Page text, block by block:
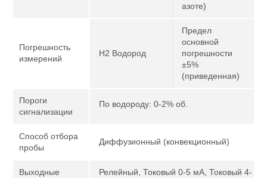
азоте)
Погрешность
измерений
H2 Водород
Предел
основной
погрешности
±5%
(приведенная)
Пороги
сигнализации
По водороду: 0-2% об.
Способ отбора
пробы
Диффузионный (конвекционный)
Выходные
Релейный, Токовый 0-5 мА, Токовый 4-